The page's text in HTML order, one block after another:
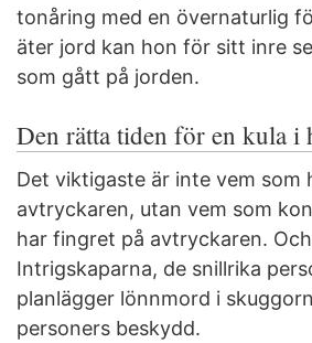
tonåring med en övernaturlig
äter jord kan hon för sitt inre
som gått på jorden.
Den rätta tiden för en kula i
Det viktigaste är inte vem som
avtryckaren, utan vem som
har fingret på avtryckaren.
Intrigskaparna, de snillrika
planlägger lönnmord i
personers beskydd.